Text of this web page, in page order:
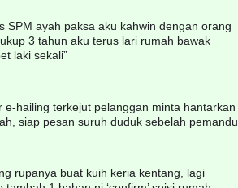
SPM ayah paksa aku kahwin dengan orang
3 tahun aku terus lari rumah bawak
laki sekali”
e-hailing terkejut pelanggan minta hantarkan
siap pesan suruh duduk sebelah pemandu
rupanya buat kuih keria kentang, lagi